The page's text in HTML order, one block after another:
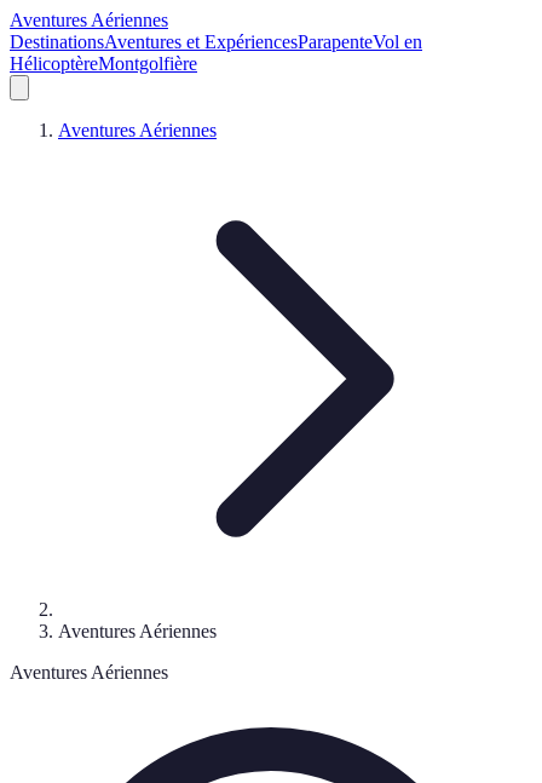
Aventures Aériennes
DestinationsAventures et ExpériencesParapenteVol en
HélicoptèreMontgolfière
Aventures Aériennes
Aventures Aériennes
Aventures Aériennes